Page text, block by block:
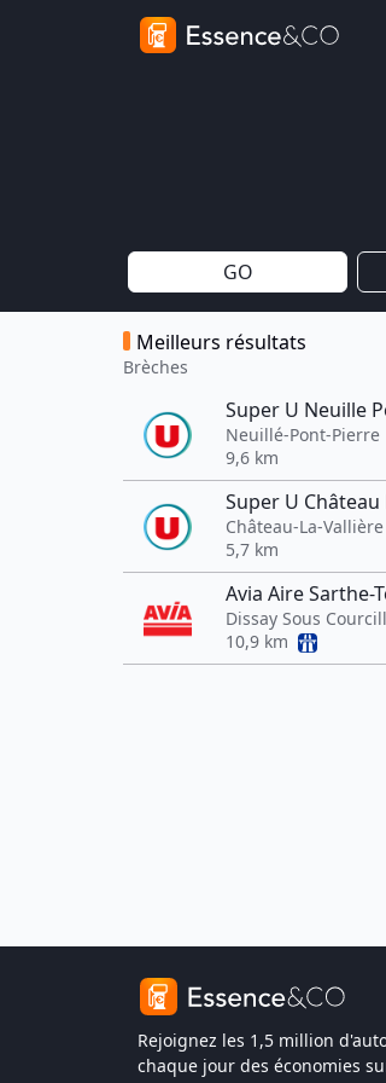
GO
Meilleurs résultats
Brèches
Super U Neuille
Neuillé-Pont-Pierre
9,6 km
Super U Château
Château-La-Vallière
5,7 km
Avia Aire Sarthe-
Dissay Sous
10,9 km
Rejoignez les 1,5 million
chaque jour des économies